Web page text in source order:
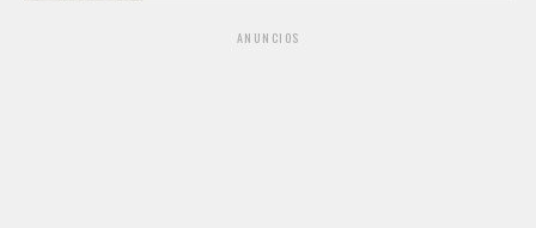
ANUNCIOS